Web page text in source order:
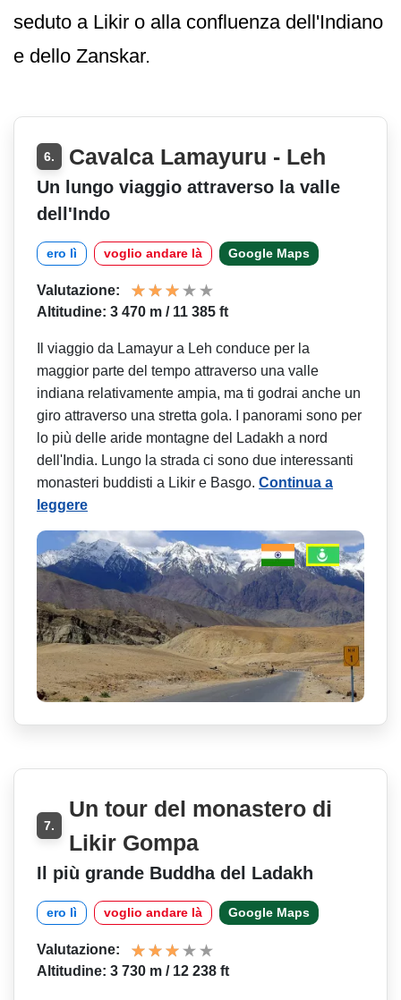
seduto a Likir o alla confluenza dell'Indiano
e dello Zanskar.
6. Cavalca Lamayuru - Leh
Un lungo viaggio attraverso la valle
dell'Indo
ero lì voglio andare là Google Maps
Valutazione:
Altitudine: 3 470 m / 11 385 ft
Il viaggio da Lamayur a Leh conduce per la
maggior parte del tempo attraverso una valle
indiana relativamente ampia, ma ti godrai anche un
giro attraverso una stretta gola. I panorami sono per
lo più delle aride montagne del Ladakh a nord
dell'India. Lungo la strada ci sono due interessanti
monasteri buddisti a Likir e Basgo. Continua a
leggere
7.
Un tour del monastero di
Likir Gompa
Il più grande Buddha del Ladakh
ero lì voglio andare là Google Maps
Valutazione:
Altitudine: 3 730 m / 12 238 ft